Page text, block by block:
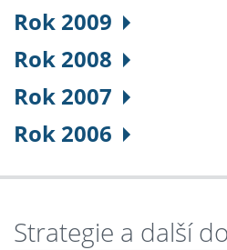
Rok 2009
Rok 2008
Rok 2007
Rok 2006
Strategie a další